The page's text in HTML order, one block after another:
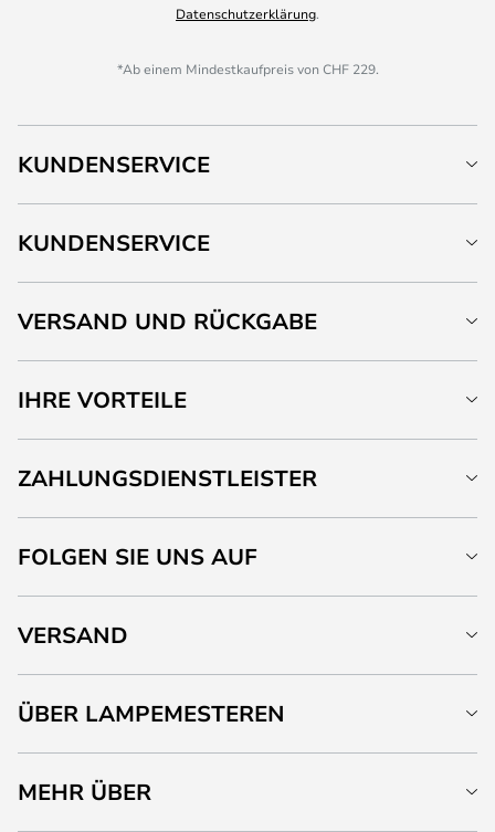
Datenschutzerklärung.
*Ab einem Mindestkaufpreis von CHF 229.
KUNDENSERVICE
KUNDENSERVICE
VERSAND UND RÜCKGABE
IHRE VORTEILE
ZAHLUNGSDIENSTLEISTER
FOLGEN SIE UNS AUF
VERSAND
ÜBER LAMPEMESTEREN
MEHR ÜBER